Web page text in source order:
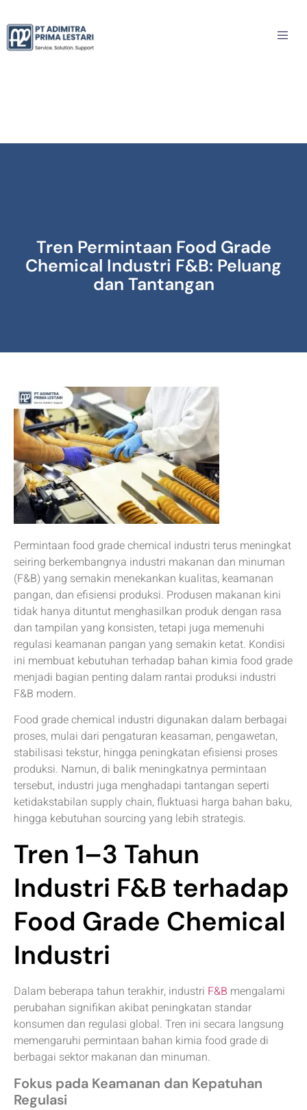
Tren Permintaan Food Grade
Chemical Industri F&B: Peluang
dan Tantangan
Permintaan food grade chemical industri terus meningkat
seiring berkembangnya industri makanan dan minuman
(F&B) yang semakin menekankan kualitas, keamanan
pangan, dan efisiensi produksi. Produsen makanan kini
tidak hanya dituntut menghasilkan produk dengan rasa
dan tampilan yang konsisten, tetapi juga memenuhi
regulasi keamanan pangan yang semakin ketat. Kondisi
ini membuat kebutuhan terhadap bahan kimia food grade
menjadi bagian penting dalam rantai produksi industri
F&B modern.
Food grade chemical industri digunakan dalam berbagai
proses, mulai dari pengaturan keasaman, pengawetan,
stabilisasi tekstur, hingga peningkatan efisiensi proses
produksi. Namun, di balik meningkatnya permintaan
tersebut, industri juga menghadapi tantangan seperti
ketidakstabilan supply chain, fluktuasi harga bahan baku,
hingga kebutuhan sourcing yang lebih strategis.
Tren 1–3 Tahun
Industri F&B terhadap
Food Grade Chemical
Industri
Dalam beberapa tahun terakhir, industri F&B mengalami
perubahan signifikan akibat peningkatan standar
konsumen dan regulasi global. Tren ini secara langsung
memengaruhi permintaan bahan kimia food grade di
berbagai sektor makanan dan minuman.
Fokus pada Keamanan dan Kepatuhan
Regulasi